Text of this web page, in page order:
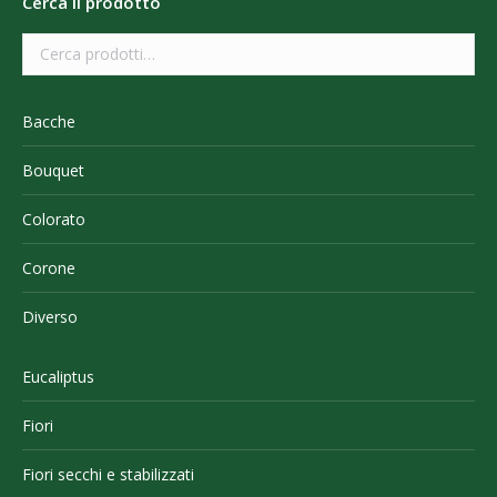
Bacche
Bouquet
Colorato
Corone
Diverso
Eucaliptus
Fiori
Fiori secchi e stabilizzati